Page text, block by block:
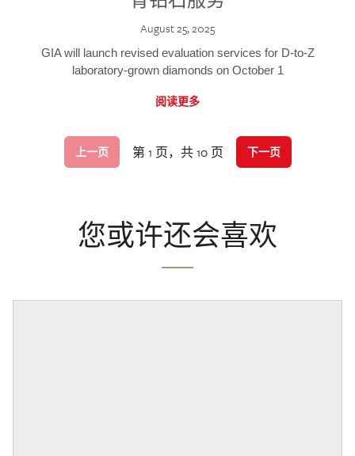
August 25, 2025
GIA will launch revised evaluation services for D-to-Z
laboratory-grown diamonds on October 1
阅读更多
上一页 第 1 页，共 10 页 下一页
您或许还会喜欢